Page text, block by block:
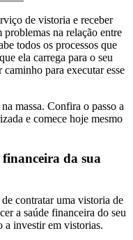
de vistoria e receber
na relação entre
todos os processos que
ela carrega para o seu
para executar esse
massa. Confira o passo a
e comece hoje mesmo
da sua
de contratar uma vistoria de
a saúde financeira do seu
a investir em vistorias.